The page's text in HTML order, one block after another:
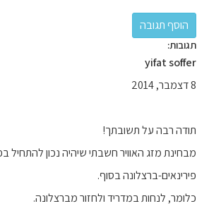
תגובות:
yifat soffer
8 דצמבר, 2014
תודה רבה על תשובתך!
מבחינת מזג האוויר חשבתי שיהיה נכון להתחיל
פירינאים-ברצלונה בסוף.
כלומר, לנחות במדריד ולחזור מברצלונה.